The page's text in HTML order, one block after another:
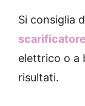
Si consiglia
elettrico o a
risultati.